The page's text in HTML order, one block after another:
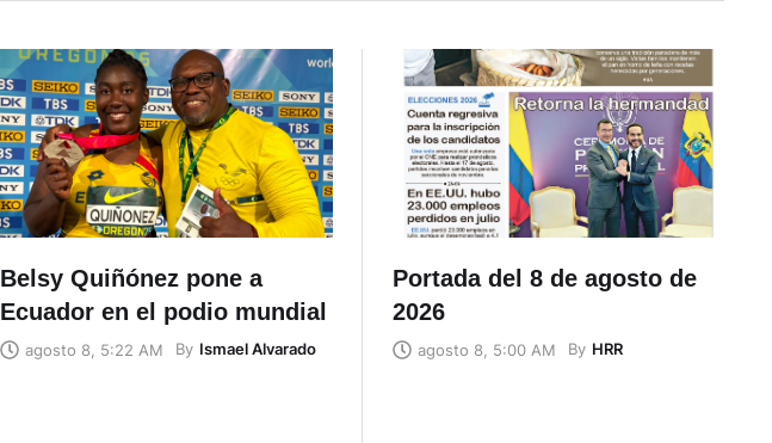
Belsy Quiñónez pone a
Ecuador en el podio mundial
agosto 8, 5:22 AM By Ismael Alvarado
Portada del 8 de agosto de
2026
agosto 8, 5:00 AM By HRR